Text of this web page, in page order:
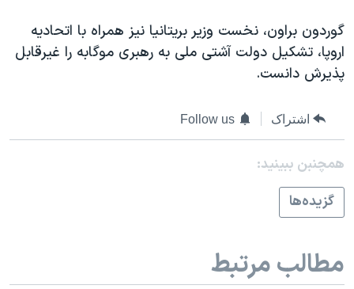
گوردون براون، نخست وزیر بریتانیا نیز همراه با اتحادیه
اروپا، تشکیل دولت آشتی ملی به رهبری موگابه را غیرقابل
پذیرش دانست.
اشتراک Follow us
همچنبن ببینید:
گزيده‌ها
مطالب مرتبط